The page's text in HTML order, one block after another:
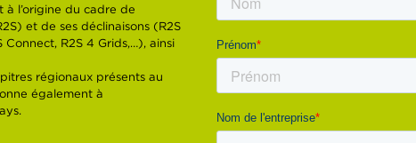
à l’origine du cadre de
et de ses déclinaisons (R2S
Connect, R2S 4 Grids,…), ainsi
régionaux présents au
également à